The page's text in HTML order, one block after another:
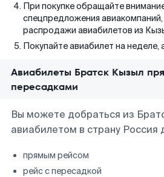
При покупке обращайте
спецпредложения авиакомпаний,
распродажи авиабилетов из
Покупайте авиабилет на неделе,
Авиабилеты Братск Кызыл
пересадками
Вы можете добраться из
авиабилетом в страну Россия
прямым рейсом
рейс с пересадкой